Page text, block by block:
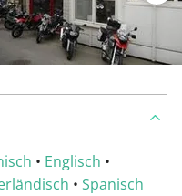
• Englisch •
• Spanisch